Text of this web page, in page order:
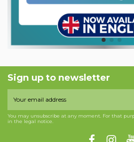
Sign up to newsletter
You may unsubscribe at any moment. For that
in the legal notice.